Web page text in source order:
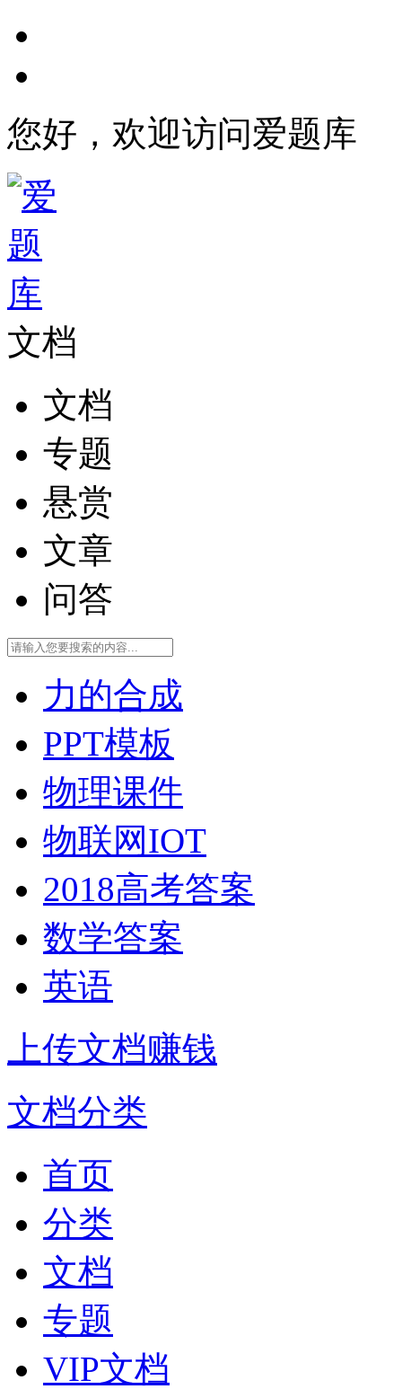
您好，欢迎访问爱题库
文档
文档
专题
悬赏
文章
问答
力的合成
PPT模板
物理课件
物联网IOT
2018高考答案
数学答案
英语
上传文档赚钱
文档分类
首页
分类
文档
专题
VIP文档